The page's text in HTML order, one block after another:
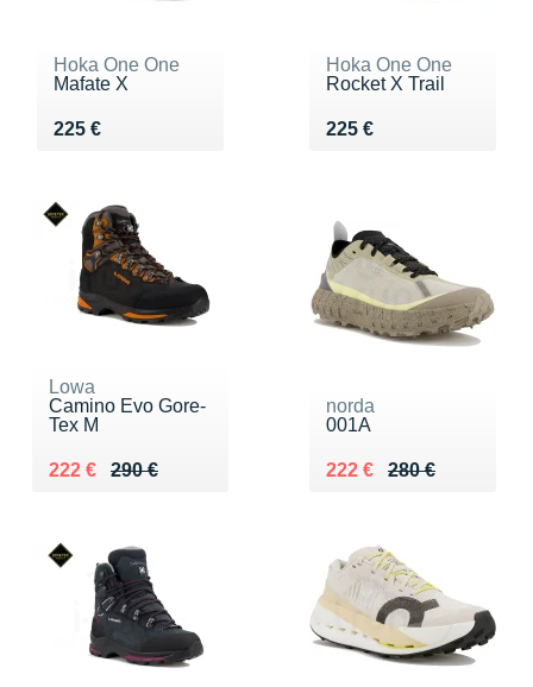
Hoka One One
Mafate X
225 €
Vendu 225 €
Hoka One One
Rocket X Trail
225 €
Vendu 225 €
Lowa
Camino Evo Gore-
Tex M
290 €
Au lieu de 290 €
222 €
Vendu 222 €
norda
001A
280 €
Au lieu de 280 €
222 €
Vendu 222 €